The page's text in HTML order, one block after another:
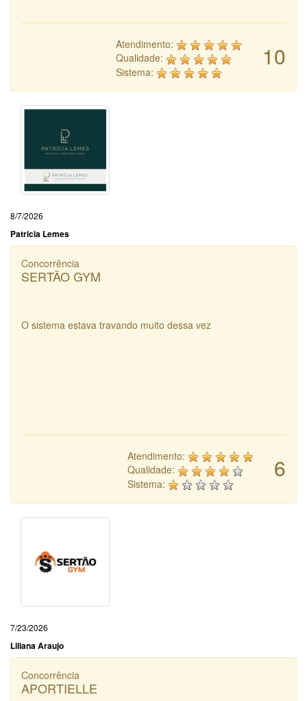
10
Atendimento:
Qualidade:
Sistema:
8/7/2026
Patricia Lemes
Concorrência
SERTÃO GYM
O sistema estava travando muito dessa vez
6
Atendimento:
Qualidade:
Sistema:
7/23/2026
Liliana Araujo
Concorrência
APORTIELLE